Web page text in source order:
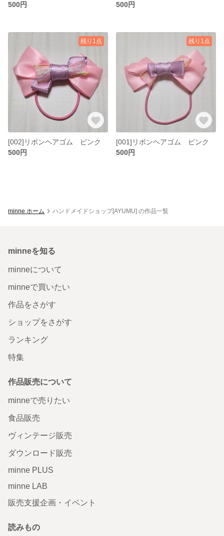
500円 500円
残り1点
[002]リボンヘアゴム ピンク
500円
残り1点
[001]リボンヘアゴム ピンク
500円
minne ホーム ハンドメイドショップ[AYUMU] の作品一覧
minneを知る
minneについて
minneで買いたい
作品をさがす
ショップをさがす
ランキング
特集
作品販売について
minneで売りたい
食品販売
ヴィンテージ販売
ダウンロード販売
minne PLUS
minne LAB
販売支援企画・イベント
読みもの